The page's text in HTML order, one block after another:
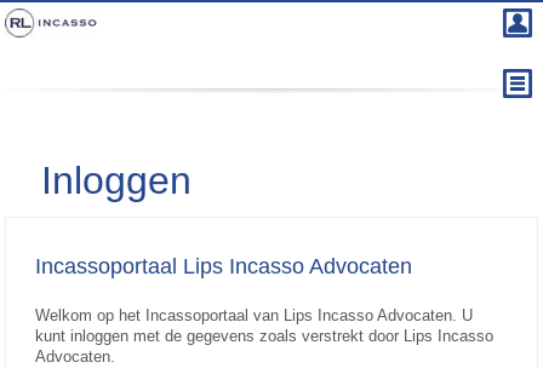
Inloggen
Incassoportaal Lips Incasso Advocaten
Welkom op het Incassoportaal van Lips Incasso Advocaten. U
kunt inloggen met de gegevens zoals verstrekt door Lips Incasso
Advocaten.